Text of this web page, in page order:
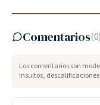
Comentarios(0)
Los comentarios son
insultos,